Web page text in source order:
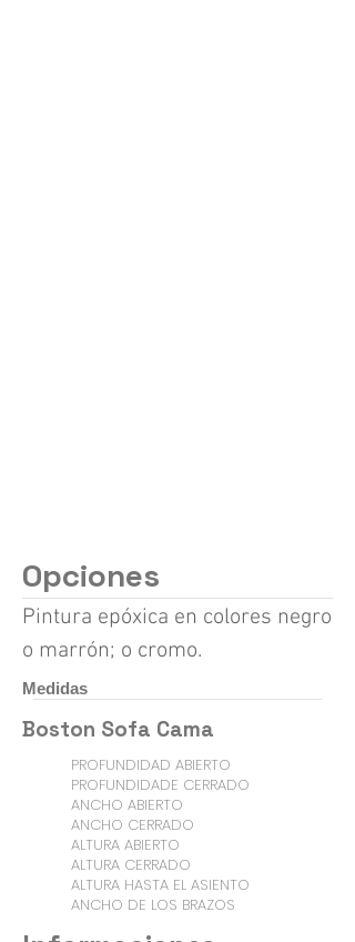
Opciones
Pintura epóxica en colores negro
o marrón; o cromo.
Medidas
Boston Sofa Cama
PROFUNDIDAD ABIERTO
PROFUNDIDADE CERRADO
ANCHO ABIERTO
ANCHO CERRADO
ALTURA ABIERTO
ALTURA CERRADO
ALTURA HASTA EL ASIENTO
ANCHO DE LOS BRAZOS